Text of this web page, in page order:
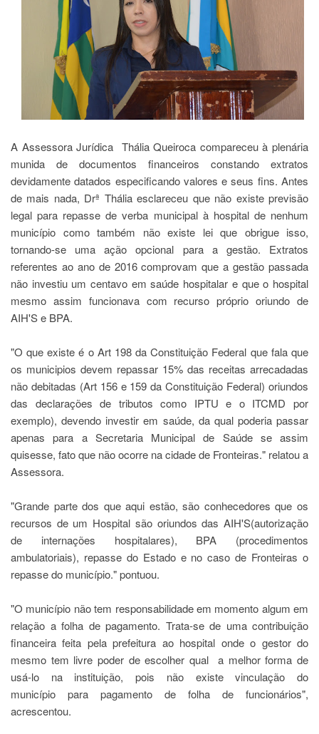
A Assessora Jurídica Thália Queiroca compareceu à plenária
munida de documentos financeiros constando extratos
devidamente datados especificando valores e seus fins. Antes
de mais nada, Drª Thália esclareceu que não existe previsão
legal para repasse de verba municipal à hospital de nenhum
município como também não existe lei que obrigue isso,
tornando-se uma ação opcional para a gestão. Extratos
referentes ao ano de 2016 comprovam que a gestão passada
não investiu um centavo em saúde hospitalar e que o hospital
mesmo assim funcionava com recurso próprio oriundo de
AIH'S e BPA.
"O que existe é o Art 198 da Constituição Federal que fala que
os municipios devem repassar 15% das receitas arrecadadas
não debitadas (Art 156 e 159 da Constituição Federal) oriundos
das declarações de tributos como IPTU e o ITCMD por
exemplo), devendo investir em saúde, da qual poderia passar
apenas para a Secretaria Municipal de Saúde se assim
quisesse, fato que não ocorre na cidade de Fronteiras." relatou a
Assessora.
"Grande parte dos que aqui estão, são conhecedores que os
recursos de um Hospital são oriundos das AIH'S(autorização
de internações hospitalares), BPA (procedimentos
ambulatoriais), repasse do Estado e no caso de Fronteiras o
repasse do município." pontuou.
"O município não tem responsabilidade em momento algum em
relação a folha de pagamento. Trata-se de uma contribuição
financeira feita pela prefeitura ao hospital onde o gestor do
mesmo tem livre poder de escolher qual a melhor forma de
usá-lo na instituição, pois não existe vinculação do
município para pagamento de folha de funcionários",
acrescentou.